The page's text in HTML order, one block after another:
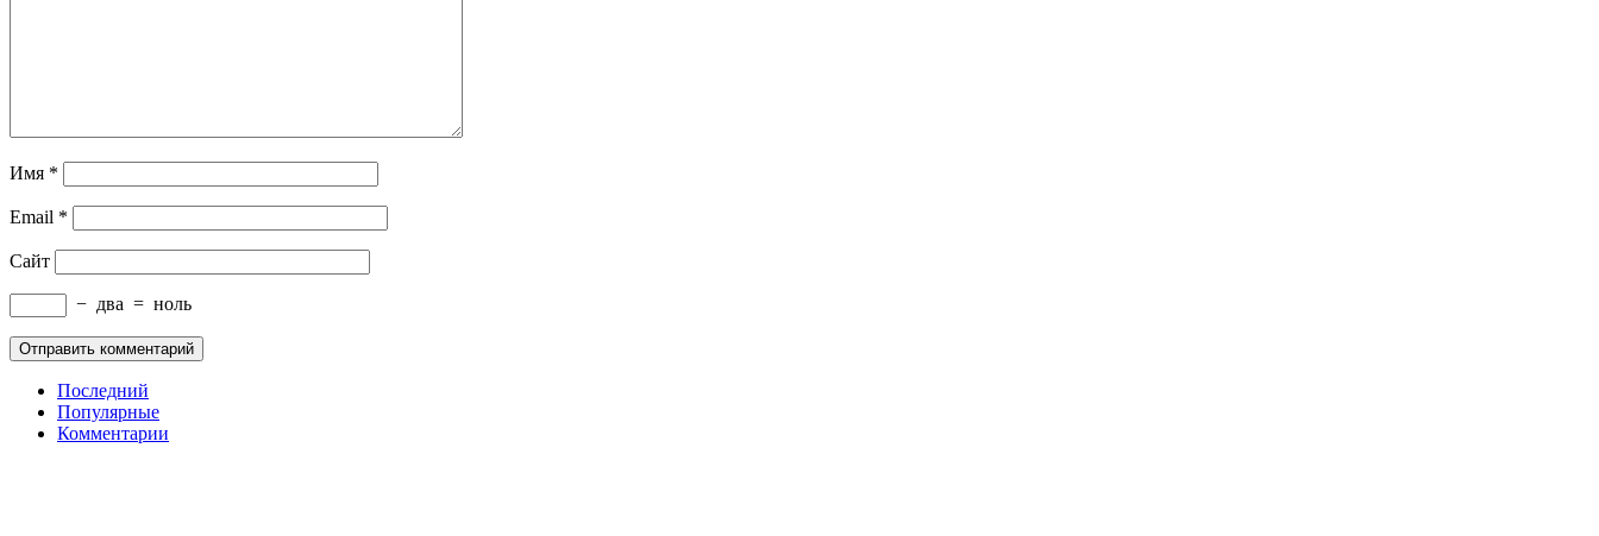
Имя *
Email *
Сайт
− два = ноль
Последний
Популярные
Комментарии